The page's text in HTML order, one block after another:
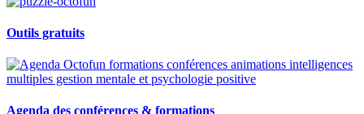
Outils gratuits
Agenda des conférences & formations